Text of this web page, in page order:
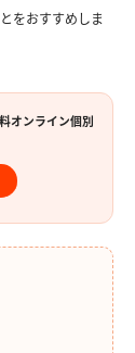
をおすすめしま
オンライン個別